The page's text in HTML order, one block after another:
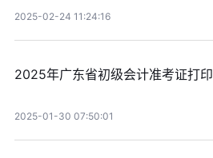
2025-02-24 11:24:16
2025年广东省初级会计准考证打
2025-01-30 07:50:01